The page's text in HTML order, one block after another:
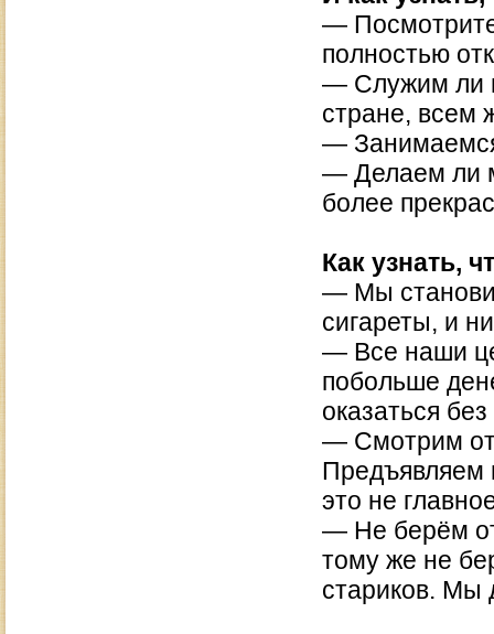
—
полностью
— Служим ли
стране, всем
—
— Делаем ли
более
Как узнать,
— Мы
сигареты, и
— Все наши
побольше
оказаться
— Смотрим
Предъявляем
это не
— Не берём
тому же не
стариков. Мы